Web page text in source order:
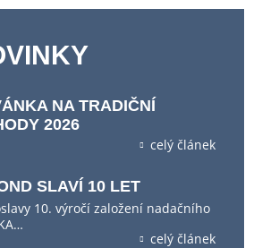
NA TRADIČNÍ
2026
celý článek
SLAVÍ 10 LET
10. výročí založení nadačního
celý článek